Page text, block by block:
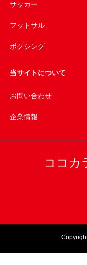
サッカー
フットサル
ボクシング
当サイトについて
お問い合わせ
企業情報
ココカ